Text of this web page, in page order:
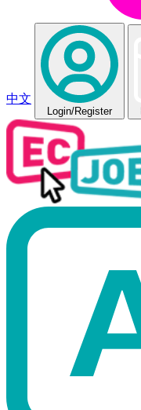
中文
Login/Register